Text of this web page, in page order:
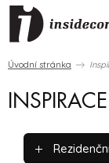
Úvodní stránka
INSPIRACE